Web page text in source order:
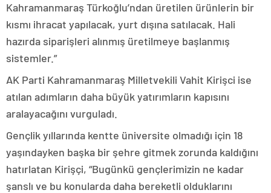
Kahramanmaraş Türkoğlu’ndan üretilen ürünlerin bir
kısmı ihracat yapılacak, yurt dışına satılacak. Hali
hazırda siparişleri alınmış üretilmeye başlanmış
sistemler.”
AK Parti Kahramanmaraş Milletvekili Vahit Kirişci ise
atılan adımların daha büyük yatırımların kapısını
aralayacağını vurguladı.
Gençlik yıllarında kentte üniversite olmadığı için 18
yaşındayken başka bir şehre gitmek zorunda kaldığını
hatırlatan Kirişçi, “Bugünkü gençlerimizin ne kadar
şanslı ve bu konularda daha bereketli olduklarını